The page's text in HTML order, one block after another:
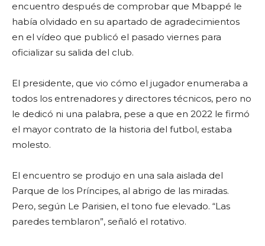
encuentro después de comprobar que Mbappé le
había olvidado en su apartado de agradecimientos
en el vídeo que publicó el pasado viernes para
oficializar su salida del club.
El presidente, que vio cómo el jugador enumeraba a
todos los entrenadores y directores técnicos, pero no
le dedicó ni una palabra, pese a que en 2022 le firmó
el mayor contrato de la historia del futbol, estaba
molesto.
El encuentro se produjo en una sala aislada del
Parque de los Príncipes, al abrigo de las miradas.
Pero, según Le Parisien, el tono fue elevado. “Las
paredes temblaron”, señaló el rotativo.